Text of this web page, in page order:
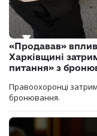
«Продавав»
Харківщині
питання» з
Правоохоронці
бронювання.